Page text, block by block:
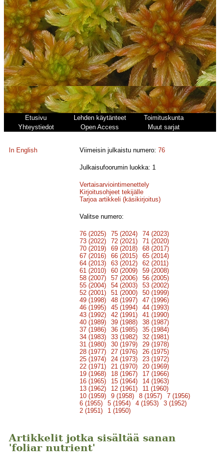
Etusivu Lehden käytänteet
Toimituskunta
Yhteystiedot
Open Access Muut sarjat
In English Viimeisin julkaistu numero:76
Julkaisufoorumin luokka: 1
Vertaisarviointimenettely
Kirjoitusohjeet tekijälle
Tarjoa artikkeli (käsikirjoitus)
Valitse numero:
76 (2025) 75 (2024)
74 (2023)
73 (2022)
72 (2021)
71 (2020)
70 (2019)
69 (2018)
68 (2017)
67 (2016)
66 (2015)
65 (2014)
64 (2013)
63 (2012)
62 (2011)
61 (2010)
60 (2009)
59 (2008)
58 (2007)
57 (2006)
56 (2005)
55 (2004)
54 (2003)
53 (2002)
52 (2001)
51 (2000)
50 (1999)
49 (1998)
48 (1997)
47 (1996)
46 (1995)
45 (1994)
44 (1993)
43 (1992)
42 (1991)
41 (1990)
40 (1989)
39 (1988)
38 (1987)
37 (1986)
36 (1985)
35 (1984)
34 (1983)
33 (1982)
32 (1981)
31 (1980)
30 (1979)
29 (1978)
28 (1977)
27 (1976)
26 (1975)
25 (1974)
24 (1973)
23 (1972)
22 (1971)
21 (1970)
20 (1969)
19 (1968)
18 (1967)
17 (1966)
16 (1965)
15 (1964)
14 (1963)
13 (1962)
12 (1961)
11 (1960)
10 (1959)
9 (1958) 8 (1957)
7 (1956)
6 (1955)
5 (1954) 4 (1953)
3 (1952)
2 (1951)
1 (1950)
Artikkelit jotka sisältää sanan
'foliar nutrient'